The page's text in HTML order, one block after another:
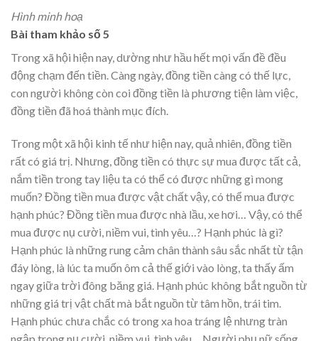
Hình minh hoạ
Bài tham khảo số 5
Trong xã hội hiện nay, dường như hầu hết mọi vấn đề đều
động chạm đến tiền. Càng ngày, đồng tiền càng có thế lực,
con người không còn coi đồng tiền là phương tiện làm việc,
đồng tiền đã hoá thành mục đích.
Trong một xã hội kinh tế như hiện nay, quả nhiên, đồng tiền
rất có giá trị. Nhưng, đồng tiền có thực sự mua được tất cả,
nắm tiền trong tay liệu ta có thể có được những gì mong
muốn? Đồng tiền mua được vật chất vậy, có thể mua được
hạnh phúc? Đồng tiền mua được nhà lầu, xe hơi… Vậy, có thể
mua được nụ cười, niềm vui, tình yêu…? Hạnh phúc là gì?
Hạnh phúc là những rung cảm chân thành sâu sắc nhất từ tận
đáy lòng, là lúc ta muốn ôm cả thế giới vào lòng, ta thấy ấm
ngay giữa trời đông băng giá. Hạnh phúc không bắt nguồn từ
những giá trị vật chất mà bắt nguồn từ tâm hồn, trái tim.
Hạnh phúc chưa chắc có trong xa hoa tráng lệ nhưng tràn
ngập trong nụ cười, niềm vui, tình yêu… Người phụ nữ sống